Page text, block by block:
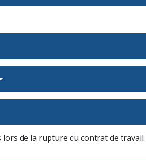
lors de la rupture du contrat de travail